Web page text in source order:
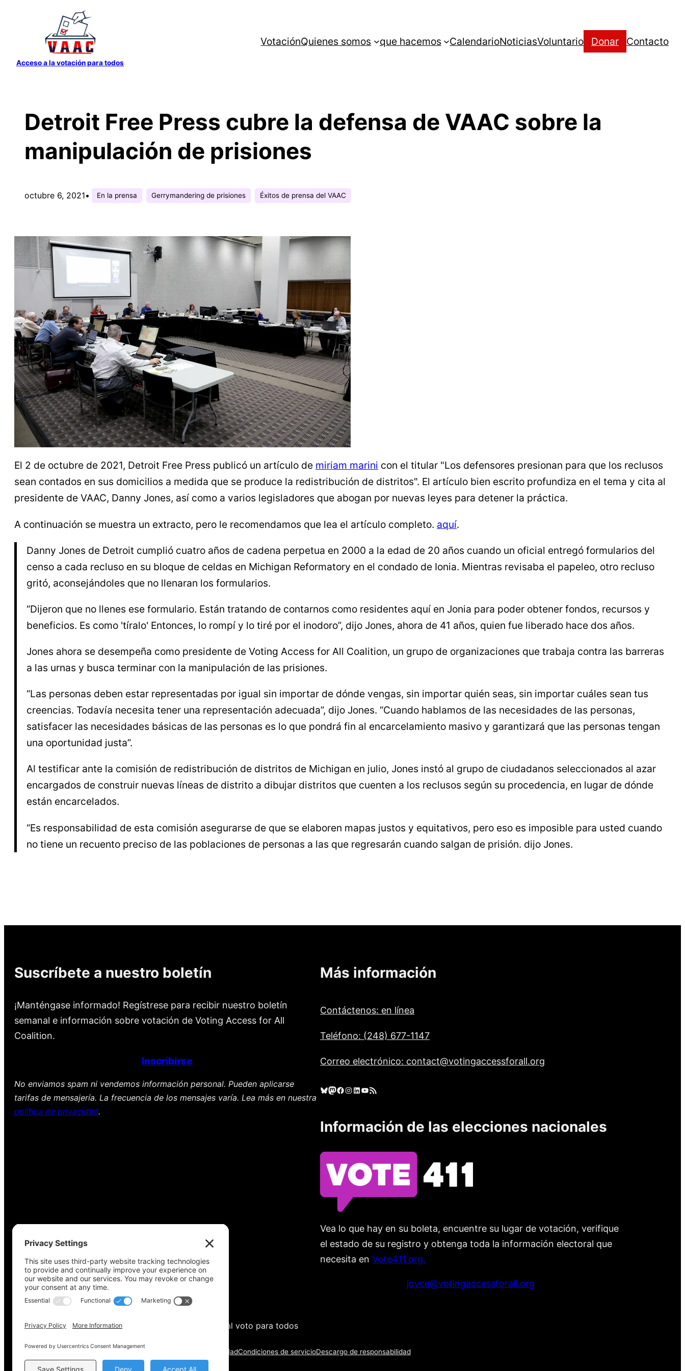
contenido
Acceso a la votación para todos
VotaciónQuienes somos que hacemos CalendarioNoticiasVoluntario Donar Contacto
Detroit Free Press cubre la defensa de VAAC sobre la
manipulación de prisiones
octubre 6, 2021• En la prensa Gerrymandering de prisiones Éxitos de prensa del VAAC
El 2 de octubre de 2021, Detroit Free Press publicó un artículo de miriam marini con el titular "Los defensores presionan para que los reclusos
sean contados en sus domicilios a medida que se produce la redistribución de distritos". El artículo bien escrito profundiza en el tema y cita al
presidente de VAAC, Danny Jones, así como a varios legisladores que abogan por nuevas leyes para detener la práctica.
A continuación se muestra un extracto, pero le recomendamos que lea el artículo completo. aquí.
Danny Jones de Detroit cumplió cuatro años de cadena perpetua en 2000 a la edad de 20 años cuando un oficial entregó formularios del
censo a cada recluso en su bloque de celdas en Michigan Reformatory en el condado de Ionia. Mientras revisaba el papeleo, otro recluso
gritó, aconsejándoles que no llenaran los formularios.
“Dijeron que no llenes ese formulario. Están tratando de contarnos como residentes aquí en Jonia para poder obtener fondos, recursos y
beneficios. Es como 'tíralo' Entonces, lo rompí y lo tiré por el inodoro”, dijo Jones, ahora de 41 años, quien fue liberado hace dos años.
Jones ahora se desempeña como presidente de Voting Access for All Coalition, un grupo de organizaciones que trabaja contra las barreras
a las urnas y busca terminar con la manipulación de las prisiones.
“Las personas deben estar representadas por igual sin importar de dónde vengas, sin importar quién seas, sin importar cuáles sean tus
creencias. Todavía necesita tener una representación adecuada”, dijo Jones. “Cuando hablamos de las necesidades de las personas,
satisfacer las necesidades básicas de las personas es lo que pondrá fin al encarcelamiento masivo y garantizará que las personas tengan
una oportunidad justa”.
Al testificar ante la comisión de redistribución de distritos de Michigan en julio, Jones instó al grupo de ciudadanos seleccionados al azar
encargados de construir nuevas líneas de distrito a dibujar distritos que cuenten a los reclusos según su procedencia, en lugar de dónde
están encarcelados.
“Es responsabilidad de esta comisión asegurarse de que se elaboren mapas justos y equitativos, pero eso es imposible para usted cuando
no tiene un recuento preciso de las poblaciones de personas a las que regresarán cuando salgan de prisión. dijo Jones.
Suscríbete a nuestro boletín
¡Manténgase informado! Regístrese para recibir nuestro boletín
semanal e información sobre votación de Voting Access for All
Coalition.
Inscribirse
No enviamos spam ni vendemos información personal. Pueden aplicarse
tarifas de mensajería. La frecuencia de los mensajes varía. Lea más en nuestra
política de privacidad.
Más información
Contáctenos: en línea
Teléfono: (248) 677-1147
Correo electrónico: contact@votingaccessforall.org
Cielo azul Mastodonte Facebook Instagram LinkedIn YouTube Feed RSS
Información de las elecciones nacionales
Vea lo que hay en su boleta, encuentre su lugar de votación, verifique
el estado de su registro y obtenga toda la información electoral que
necesita en Vote411.org.
joyce@votingaccessforall.org
Derechos de autor © 2022-2024 Coalición de acceso al voto para todos
Política de privacidad Política de cookies Configuración de privacidadCondiciones de servicioDescargo de responsabilidad